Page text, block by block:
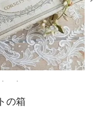
の箱